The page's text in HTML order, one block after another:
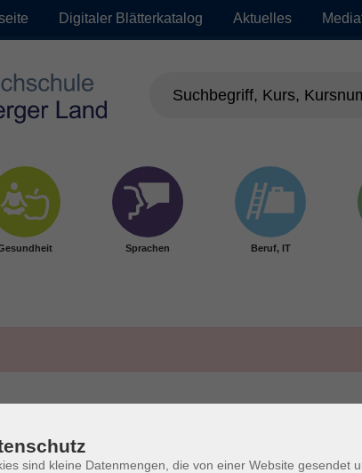
Digitaler Blätterkatalog Aktuelles
Sprachen Beruf, IT
sind kleine Datenmengen, die von einer Website gesendet